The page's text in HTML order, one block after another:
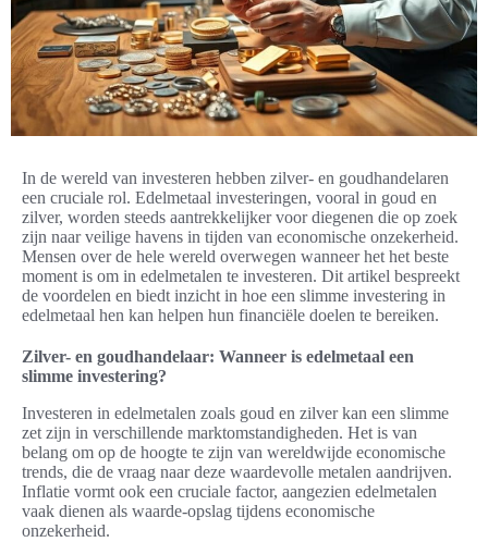
In de wereld van investeren hebben zilver- en goudhandelaren
een cruciale rol. Edelmetaal investeringen, vooral in goud en
zilver, worden steeds aantrekkelijker voor diegenen die op zoek
zijn naar veilige havens in tijden van economische onzekerheid.
Mensen over de hele wereld overwegen wanneer het het beste
moment is om in edelmetalen te investeren. Dit artikel bespreekt
de voordelen en biedt inzicht in hoe een slimme investering in
edelmetaal hen kan helpen hun financiële doelen te bereiken.
Zilver- en goudhandelaar: Wanneer is edelmetaal een
slimme investering?
Investeren in edelmetalen zoals goud en zilver kan een slimme
zet zijn in verschillende marktomstandigheden. Het is van
belang om op de hoogte te zijn van wereldwijde economische
trends, die de vraag naar deze waardevolle metalen aandrijven.
Inflatie vormt ook een cruciale factor, aangezien edelmetalen
vaak dienen als waarde-opslag tijdens economische
onzekerheid.